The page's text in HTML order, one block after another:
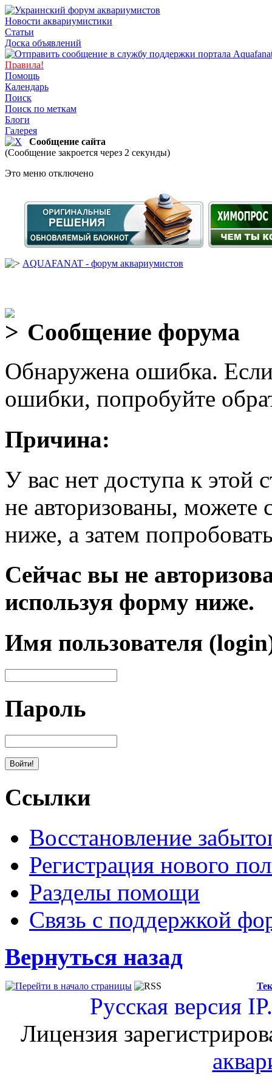
Новости аквариумистики
Статьи
Доска объявлений
Правила!
Помощь
Календарь
Поиск
Поиск по меткам
Блоги
Галерея
Сообщение сайта
(Сообщение закроется через 2 секунды)
Это меню отключено
AQUAFANAT - форум аквариумистов
Сообщение форума
Обнаружена ошибка.
ошибки, попробуйте
Причина:
У вас нет доступа к
не авторизованы, можете
ниже, а затем
Сейчас вы не
используя форму ниже.
Имя пользователя
Пароль
Ссылки
Восстановление
Регистрация нового
Разделы помощи
Связь с поддержкой
Вернуться назад
Русская версия
Лицензия